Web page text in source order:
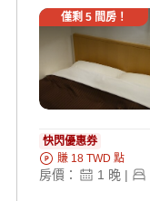
僅剩 5間房！
快閃優惠券
賺 18 TWD 點
房價： 1 晚 |